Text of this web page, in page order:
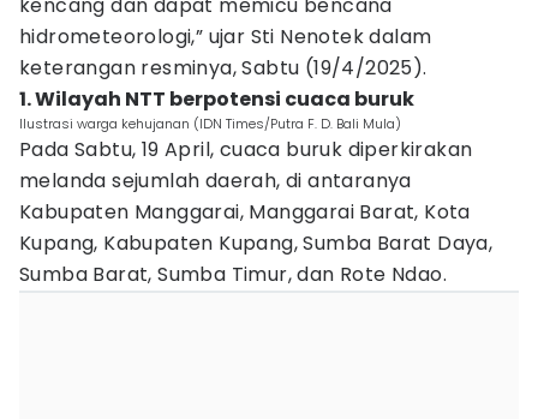
hidrometeorologi,” ujar Sti Nenotek dalam
keterangan resminya, Sabtu (19/4/2025).
1. Wilayah NTT berpotensi cuaca buruk
Ilustrasi warga kehujanan (IDN Times/Putra F. D. Bali Mula)
Pada Sabtu, 19 April, cuaca buruk diperkirakan
melanda sejumlah daerah, di antaranya
Kabupaten Manggarai, Manggarai Barat, Kota
Kupang, Kabupaten Kupang, Sumba Barat Daya,
Sumba Barat, Sumba Timur, dan Rote Ndao.